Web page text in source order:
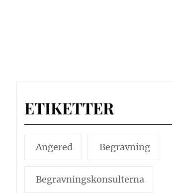
ETIKETTER
Angered Begravning
Begravningskonsulterna